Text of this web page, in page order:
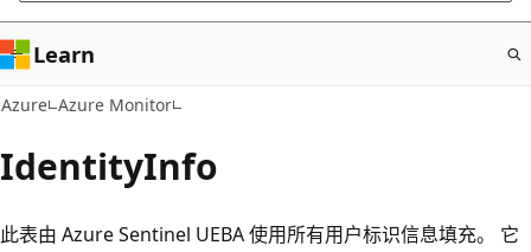
Learn
Azure Azure Monitor
IdentityInfo
此表由 Azure Sentinel UEBA 使用所有用户标识信息填充。 它